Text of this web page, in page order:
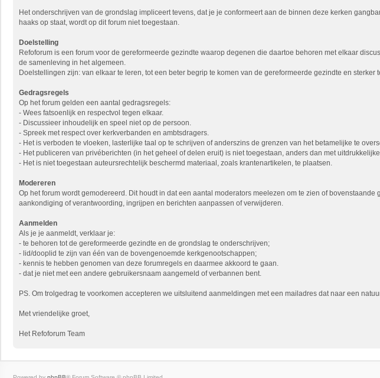
Het onderschrijven van de grondslag impliceert tevens, dat je je conformeert aan de binnen deze kerken
haaks op staat, wordt op dit forum niet toegestaan.
Doelstelling
Refoforum is een forum voor de gereformeerde gezindte waarop degenen die daartoe behoren met elkaar
de samenleving in het algemeen.
Doelstellingen zijn: van elkaar te leren, tot een beter begrip te komen van de gereformeerde gezindte en
Gedragsregels
Op het forum gelden een aantal gedragsregels:
- Wees fatsoenlijk en respectvol tegen elkaar.
- Discussieer inhoudelijk en speel niet op de persoon.
- Spreek met respect over kerkverbanden en ambtsdragers.
- Het is verboden te vloeken, lasterlijke taal op te schrijven of anderszins de grenzen van het betamelijke te
- Het publiceren van privéberichten (in het geheel of delen eruit) is niet toegestaan, anders dan met
- Het is niet toegestaan auteursrechtelijk beschermd materiaal, zoals krantenartikelen, te plaatsen.
Modereren
Op het forum wordt gemodereerd. Dit houdt in dat een aantal moderators meelezen om te zien of
aankondiging of verantwoording, ingrijpen en berichten aanpassen of verwijderen.
Aanmelden
Als je je aanmeldt, verklaar je:
- te behoren tot de gereformeerde gezindte en de grondslag te onderschrijven;
- lid/dooplid te zijn van één van de bovengenoemde kerkgenootschappen;
- kennis te hebben genomen van deze forumregels en daarmee akkoord te gaan.
- dat je niet met een andere gebruikersnaam aangemeld of verbannen bent.
PS. Om trolgedrag te voorkomen accepteren we uitsluitend aanmeldingen met een mailadres dat naar een
Met vriendelijke groet,
Het Refoforum Team